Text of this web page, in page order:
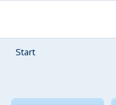
Start